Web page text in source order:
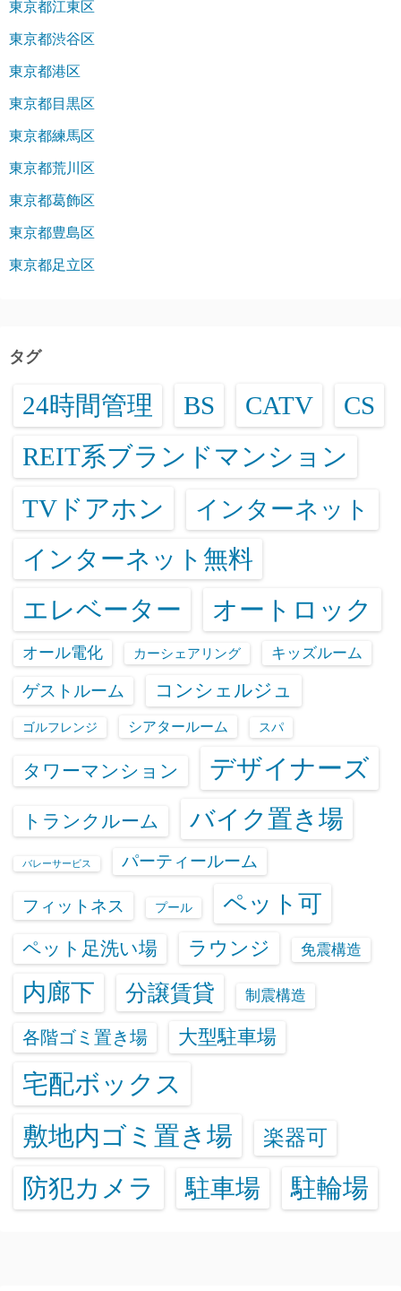
東京都江東区
東京都渋谷区
東京都港区
東京都目黒区
東京都練馬区
東京都荒川区
東京都葛飾区
東京都豊島区
東京都足立区
タグ
24時間管理 BS CATV CS
REIT系ブランドマンション
TVドアホン インターネット
インターネット無料
エレベーター オートロック
オール電化 カーシェアリング キッズルーム
ゲストルーム コンシェルジュ
ゴルフレンジ シアタールーム スパ
タワーマンション デザイナーズ
トランクルーム バイク置き場
バレーサービス パーティールーム
フィットネス プール ペット可
ペット足洗い場 ラウンジ 免震構造
内廊下 分譲賃貸 制震構造
各階ゴミ置き場 大型駐車場
宅配ボックス
敷地内ゴミ置き場
楽器可
防犯カメラ 駐車場 駐輪場